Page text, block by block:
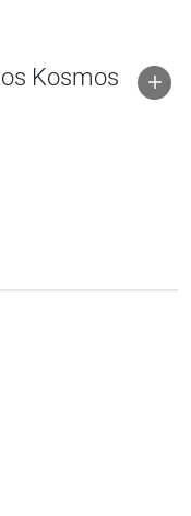
Kosmos